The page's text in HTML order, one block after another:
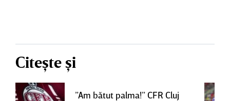
Citește și
”Am bătut palma!” CFR Cluj